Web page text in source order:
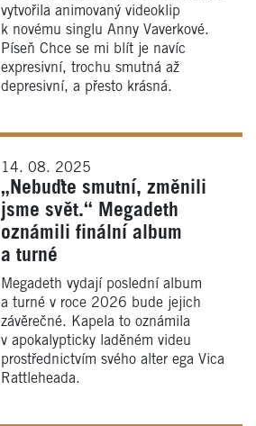
vytvořila animovaný videoklip
k novému singlu Anny Vaverkové.
Píseň Chce se mi blít je navíc
expresivní, trochu smutná až
depresivní, a přesto krásná.
14. 08. 2025
„Nebuďte smutní, změnili
jsme svět.“ Megadeth
oznámili finální album
a turné
Megadeth vydají poslední album
a turné v roce 2026 bude jejich
závěrečné. Kapela to oznámila
v apokalypticky laděném videu
prostřednictvím svého alter ega Vica
Rattleheada.